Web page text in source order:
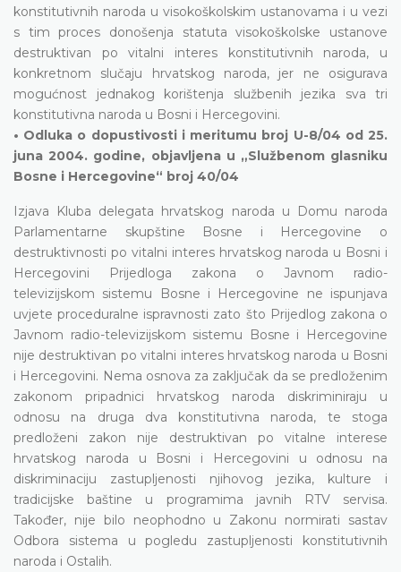
konstitutivnih naroda u visokoškolskim ustanovama i u vezi
s tim proces donošenja statuta visokoškolske ustanove
destruktivan po vitalni interes konstitutivnih naroda, u
konkretnom slučaju hrvatskog naroda, jer ne osigurava
mogućnost jednakog korištenja službenih jezika sva tri
konstitutivna naroda u Bosni i Hercegovini.
• Odluka o dopustivosti i meritumu broj U-8/04 od 25.
juna 2004. godine, objavljena u „Službenom glasniku
Bosne i Hercegovine“ broj 40/04
Izjava Kluba delegata hrvatskog naroda u Domu naroda
Parlamentarne skupštine Bosne i Hercegovine o
destruktivnosti po vitalni interes hrvatskog naroda u Bosni i
Hercegovini Prijedloga zakona o Javnom radio-
televizijskom sistemu Bosne i Hercegovine ne ispunjava
uvjete proceduralne ispravnosti zato što Prijedlog zakona o
Javnom radio-televizijskom sistemu Bosne i Hercegovine
nije destruktivan po vitalni interes hrvatskog naroda u Bosni
i Hercegovini. Nema osnova za zaključak da se predloženim
zakonom pripadnici hrvatskog naroda diskriminiraju u
odnosu na druga dva konstitutivna naroda, te stoga
predloženi zakon nije destruktivan po vitalne interese
hrvatskog naroda u Bosni i Hercegovini u odnosu na
diskriminaciju zastupljenosti njihovog jezika, kulture i
tradicijske baštine u programima javnih RTV servisa.
Također, nije bilo neophodno u Zakonu normirati sastav
Odbora sistema u pogledu zastupljenosti konstitutivnih
naroda i Ostalih.